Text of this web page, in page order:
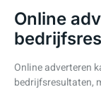
Online
Online adverteren
bedrijfsresultaten,